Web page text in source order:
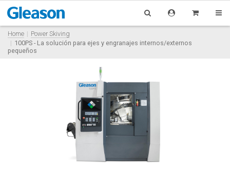
Home
Power Skiving
100PS - La solución para ejes y engranajes internos/externos
pequeños